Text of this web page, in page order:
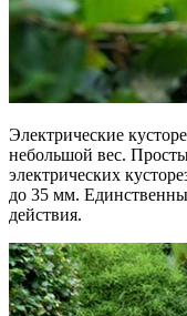
Электрические
небольшой вес.
электрических
до 35 мм.
действия.